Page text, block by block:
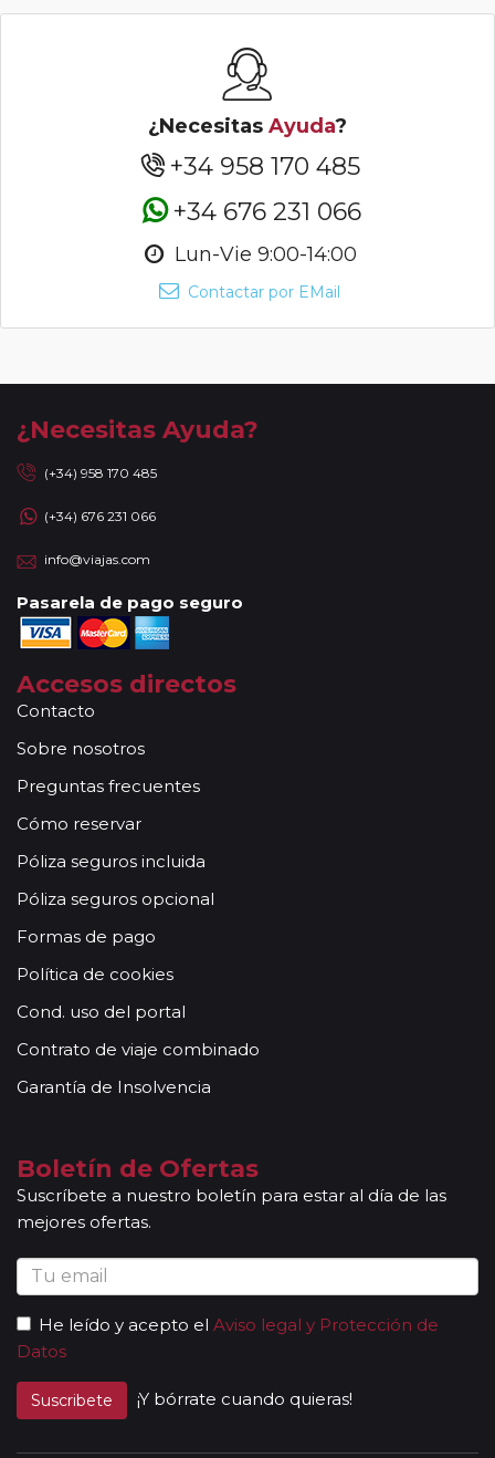
¿Necesitas Ayuda?
+34 958 170 485
+34 676 231 066
Lun-Vie 9:00-14:00
Contactar por EMail
¿Necesitas Ayuda?
(+34) 958 170 485
(+34) 676 231 066
info@viajas.com
Pasarela de pago seguro
Accesos directos
Contacto
Sobre nosotros
Preguntas frecuentes
Cómo reservar
Póliza seguros incluida
Póliza seguros opcional
Formas de pago
Política de cookies
Cond. uso del portal
Contrato de viaje combinado
Garantía de Insolvencia
Boletín de Ofertas
Suscríbete a nuestro boletín para estar al día de las
mejores ofertas.
He leído y acepto el Aviso legal y Protección de
Datos
Suscribete ¡Y bórrate cuando quieras!